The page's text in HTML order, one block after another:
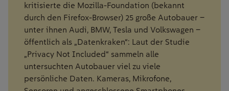
kritisierte die Mozilla-Foundation (bekannt
durch den Firefox-Browser) 25 große Autobauer –
unter ihnen Audi, BMW, Tesla und Volkswagen –
öffentlich als „Datenkraken“: Laut der Studie
„Privacy Not Included“ sammeln alle
untersuchten Autobauer viel zu viele
persönliche Daten. Kameras, Mikrofone,